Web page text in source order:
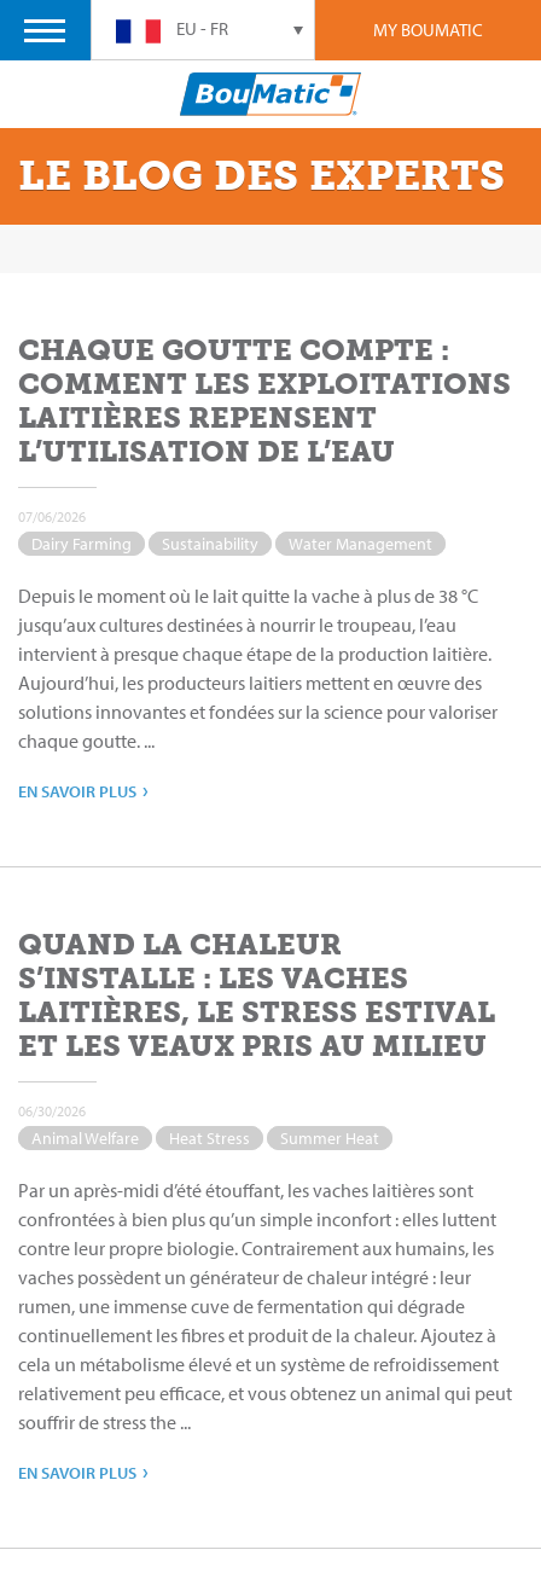
MY BOUMATIC
EU - FR
LE BLOG DES EXPERTS
CHAQUE GOUTTE COMPTE :
COMMENT LES EXPLOITATIONS
LAITIÈRES REPENSENT
L’UTILISATION DE L’EAU
07/06/2026
Dairy Farming Sustainability Water Management
Depuis le moment où le lait quitte la vache à plus de 38 °C
jusqu’aux cultures destinées à nourrir le troupeau, l’eau
intervient à presque chaque étape de la production laitière.
Aujourd’hui, les producteurs laitiers mettent en œuvre des
solutions innovantes et fondées sur la science pour valoriser
chaque goutte. ...
EN SAVOIR PLUS ›
QUAND LA CHALEUR
S’INSTALLE : LES VACHES
LAITIÈRES, LE STRESS ESTIVAL
ET LES VEAUX PRIS AU MILIEU
06/30/2026
Animal Welfare Heat Stress Summer Heat
Par un après-midi d’été étouffant, les vaches laitières sont
confrontées à bien plus qu’un simple inconfort : elles luttent
contre leur propre biologie. Contrairement aux humains, les
vaches possèdent un générateur de chaleur intégré : leur
rumen, une immense cuve de fermentation qui dégrade
continuellement les fibres et produit de la chaleur. Ajoutez à
cela un métabolisme élevé et un système de refroidissement
relativement peu efficace, et vous obtenez un animal qui peut
souffrir de stress the ...
EN SAVOIR PLUS ›